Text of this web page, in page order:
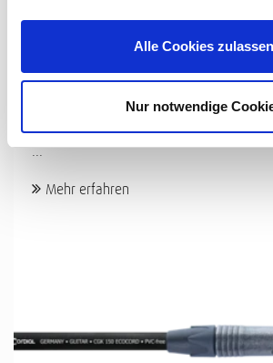
Alle Cookies zulassen
Nur notwendige
CGK 150 ECOCORD
ECOCORD – 100% PVC-frei In der Event-
sind Kupferleiter essenziell für eine
...
Mehr erfahren